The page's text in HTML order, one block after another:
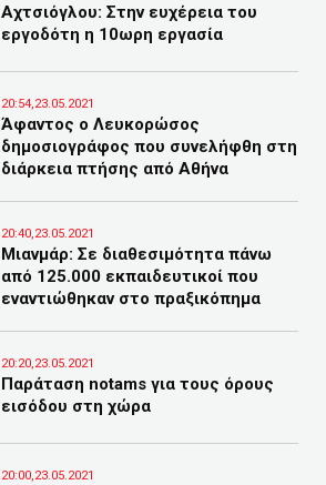
Αχτσιόγλου: Στην ευχέρεια του
εργοδότη η 10ωρη εργασία
20:54,23.05.2021
Άφαντος ο Λευκορώσος
δημοσιογράφος που συνελήφθη στη
διάρκεια πτήσης από Αθήνα
20:40,23.05.2021
Μιανμάρ: Σε διαθεσιμότητα πάνω
από 125.000 εκπαιδευτικοί που
εναντιώθηκαν στο πραξικόπημα
20:20,23.05.2021
Παράταση notams για τους όρους
εισόδου στη χώρα
20:00,23.05.2021